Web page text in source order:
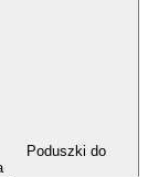
Poduszki do